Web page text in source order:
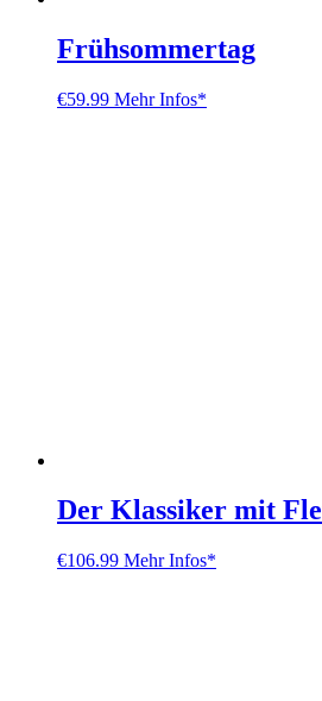
Frühsommertag
€59.99 Mehr Infos*
Der Klassiker mit
€106.99 Mehr Infos*